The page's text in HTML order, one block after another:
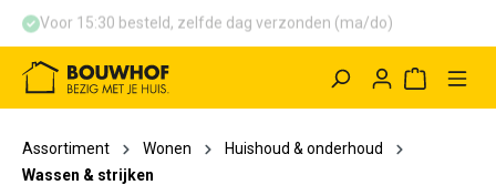
Voor 15:30 besteld, zelfde dag verzonden (ma/do)
Assortiment Wonen
Huishoud & onderhoud
Wassen & strijken